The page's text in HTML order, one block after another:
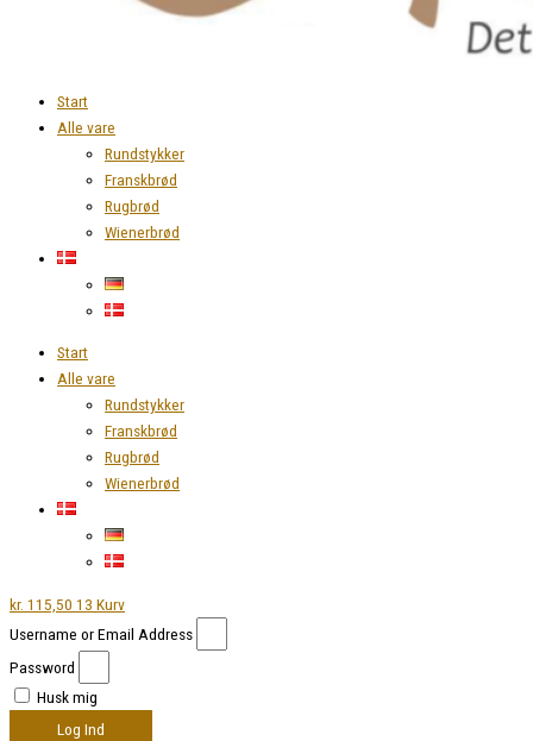
Start
Alle vare
Rundstykker
Franskbrød
Rugbrød
Wienerbrød
Start
Alle vare
Rundstykker
Franskbrød
Rugbrød
Wienerbrød
kr. 115,50 13 Kurv
Username or Email Address
Password
Husk mig
Log Ind